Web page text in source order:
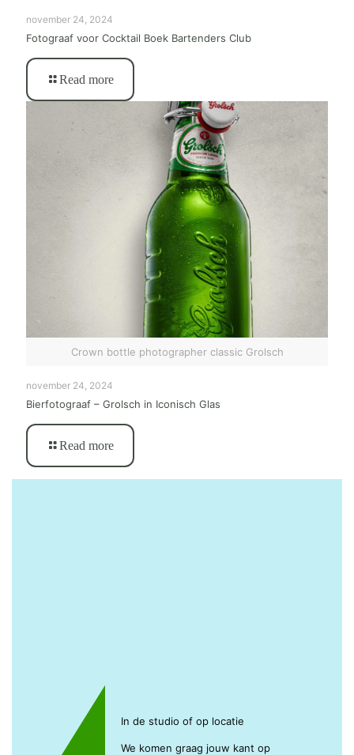
november 24, 2024
Fotograaf voor Cocktail Boek Bartenders Club
Read more
Crown bottle photographer classic Grolsch
november 24, 2024
Bierfotograaf – Grolsch in Iconisch Glas
Read more
In de studio of op locatie
We komen graag jouw kant op